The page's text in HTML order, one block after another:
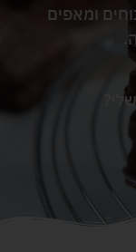
ומאפים